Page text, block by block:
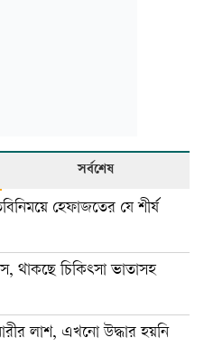
সর্বশেষ
হেফাজতের যে শীর্ষ
থাকছে চিকিৎসা ভাতাসহ
লাশ, এখনো উদ্ধার হয়নি